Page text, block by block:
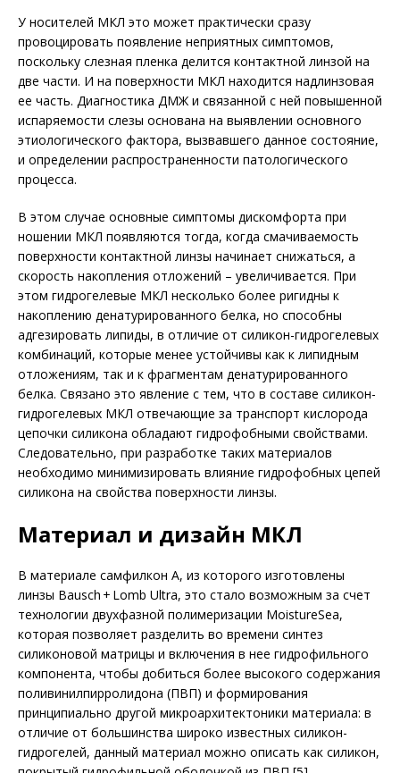
У носителей МКЛ это может практически сразу
провоцировать появление неприятных симптомов,
поскольку слезная пленка делится контактной линзой на
две части. И на поверхности МКЛ находится надлинзовая
ее часть. Диагностика ДМЖ и связанной с нeй повышенной
испаряемости слезы основана на выявлении основного
этиологического фактора, вызвавшего данное состояние,
и определении распространенности патологического
процесса.
В этом случае основные симптомы дискомфорта при
ношении МКЛ появляются тогда, когда смачиваемость
поверхности контактной линзы начинает снижаться, а
скорость накопления отложений – увеличивается. При
этом гидрогелевые МКЛ несколько более ригидны к
накоплению денатурированного белка, но способны
адгезировать липиды, в отличие от силикон-гидрогелевых
комбинаций, которые менее устойчивы как к липидным
отложениям, так и к фрагментам денатурированного
белка. Связано это явление с тем, что в составе силикон-
гидрогелевых МКЛ отвечающие за транспорт кислорода
цепочки силикона обладают гидрофобными свойствами.
Следовательно, при разработке таких материалов
необходимо минимизировать влияние гидрофобных цепей
силикона на свойства поверхности линзы.
Материал и дизайн МКЛ
В материале самфилкон А, из которого изготовлены
линзы Bausch + Lomb Ultra, это стало возможным за счет
технологии двухфазной полимеризации MoistureSea,
которая позволяет разделить во времени синтез
силиконовой матрицы и включения в нее гидрофильного
компонента, чтобы добиться более высокого содержания
поливинилпирролидона (ПВП) и формирования
принципиально другой микроархитектоники материала: в
отличие от большинства широко известных силикон-
гидрогелей, данный материал можно описать как силикон,